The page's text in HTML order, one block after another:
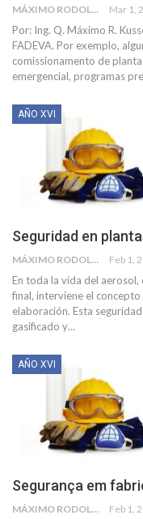
MÁXIMO RODOLFO KUSSELEWSKI Mar 1,
Por: Ing. Q. Máximo R.
FADEVA. Por exemplo,
comissionamento de
emergencial, programas
AÑO XVI
Seguridad en
MÁXIMO RODOLFO KUSSELEWSKI Feb 1,
En toda la vida del
final, interviene el
elaboración. Esta
gasificado y…
AÑO XVI
Segurança em
MÁXIMO RODOLFO KUSSELEWSKI Feb 1,